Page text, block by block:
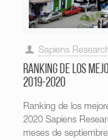
Sapiens
Ranking de los
2019-2020
Ranking de los
2020 Sapiens
meses de